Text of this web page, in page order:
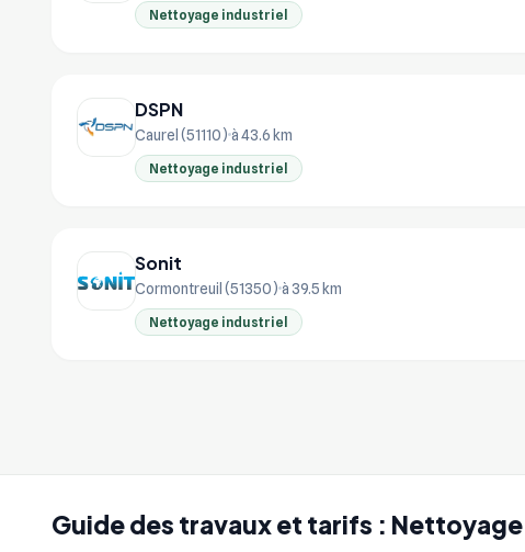
Guide des travaux et tarifs :
Nettoyage industriel
DSPN
Caurel (51110) à 43.6 km
Nettoyage industriel
Sonit
Cormontreuil (51350) à 39.5 km
Nettoyage industriel